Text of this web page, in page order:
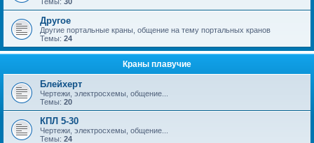
Другое
Другие портальные краны, общение на тему портальных кранов
Темы: 24
Краны плавучие
Блейхерт
Чертежи, электросхемы, общение...
Темы: 20
КПЛ 5-30
Чертежи, электросхемы, общение...
Темы: 24